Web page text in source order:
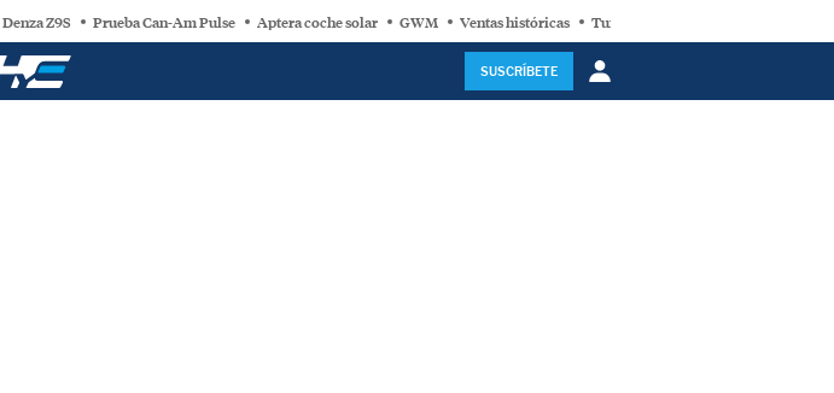
Denza Z9S Prueba Can-Am Pulse Aptera coche solar GWM Ventas históricas Turbina eólica
SUSCRÍBETE